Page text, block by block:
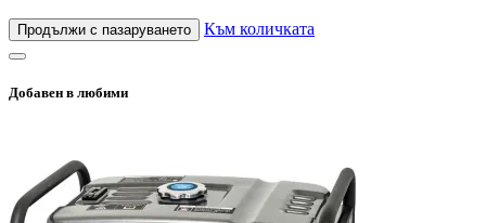
Продължи с пазаруването Към количката
Добавен в любими